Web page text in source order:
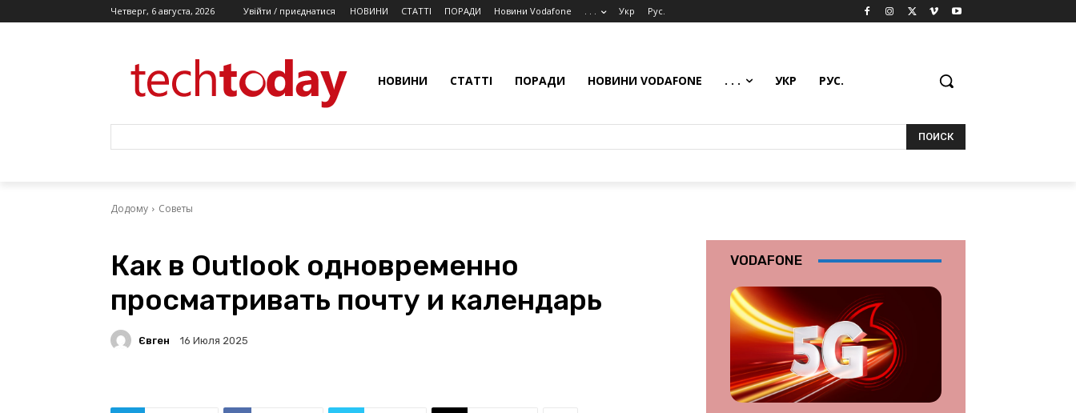
Четверг, 6 августа, 2026 Увійти / приєднатися НОВИНИ СТАТТІ ПОРАДИ Новини Vodafone . . . Укр Рус.
НОВИНИ СТАТТІ ПОРАДИ НОВИНИ VODAFONE . . . УКР РУС.
ПОИСК
Додому Советы
Как в Outlook одновременно
просматривать почту и календарь
Євген 16 Июля 2025
VODAFONE